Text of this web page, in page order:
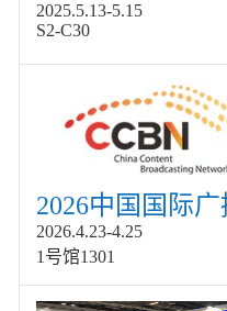
2025.5.13-5.15
S2-C30
2026.4.23-4.25
1号馆1301